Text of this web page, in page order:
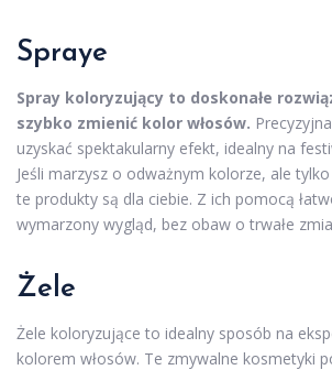
Spraye
Spray koloryzujący to doskonałe
szybko zmienić kolor włosów.
uzyskać spektakularny efekt, idealny na
Jeśli marzysz o odważnym kolorze, ale
te produkty są dla ciebie. Z ich pomocą
wymarzony wygląd, bez obaw o trwałe
Żele
Żele koloryzujące to idealny sposób na
kolorem włosów. Te zmywalne kosmetyki